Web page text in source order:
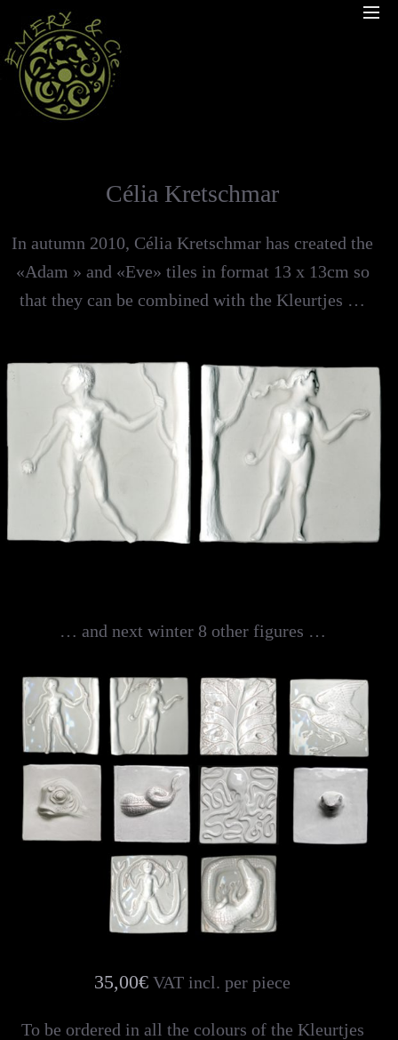
Célia Kretschmar
In autumn 2010, Célia Kretschmar has created the
«Adam » and «Eve» tiles in format 13 x 13cm so
that they can be combined with the Kleurtjes …
… and next winter 8 other figures …
35,00€ VAT incl. per piece
To be ordered in all the colours of the Kleurtjes